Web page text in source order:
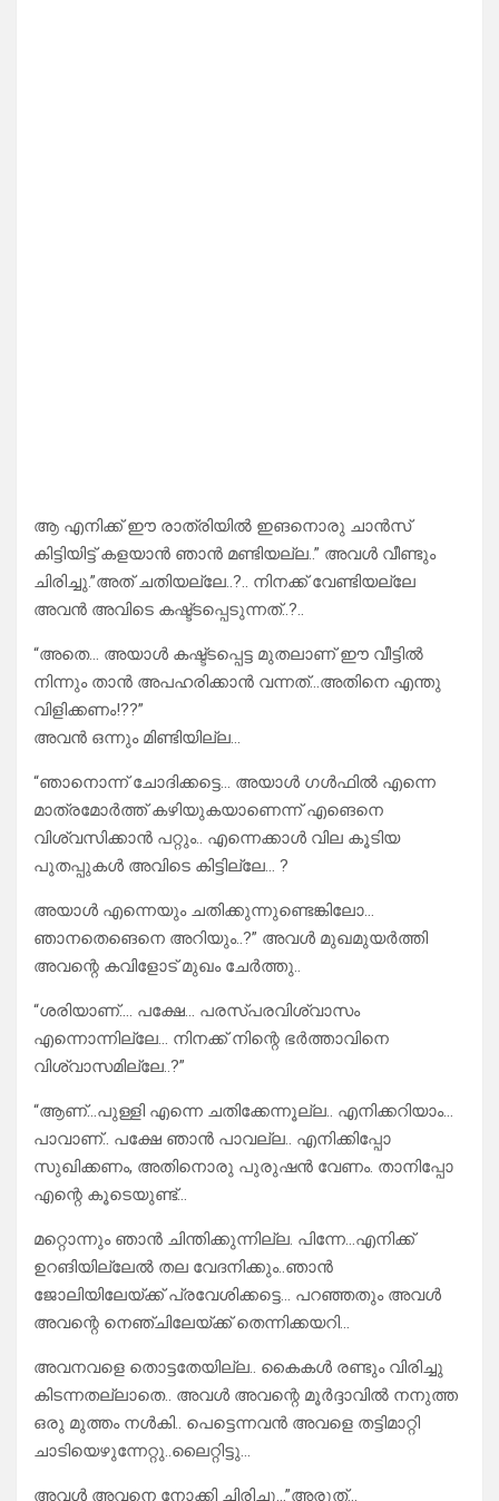
ആ എനിക്ക് ഈ രാത്രിയിൽ ഇങനൊരു ചാൻസ്
കിട്ടിയിട്ട് കളയാൻ ഞാൻ മണ്ടിയല്ല..” അവൾ വീണ്ടും
ചിരിച്ചു.”അത് ചതിയല്ലേ..?.. നിനക്ക് വേണ്ടിയല്ലേ
അവൻ അവിടെ കഷ്ട്ടപ്പെടുന്നത്..?..
“അതെ… അയാൾ കഷ്ട്ടപ്പെട്ട മുതലാണ് ഈ വീട്ടിൽ
നിന്നും താൻ അപഹരിക്കാൻ വന്നത്…അതിനെ എന്തു
വിളിക്കണം!??”
അവൻ ഒന്നും മിണ്ടിയില്ല…
“ഞാനൊന്ന് ചോദിക്കട്ടെ… അയാൾ ഗൾഫിൽ എന്നെ
മാത്രമോർത്ത് കഴിയുകയാണെന്ന് എങെനെ
വിശ്വസിക്കാൻ പറ്റും.. എന്നെക്കാൾ വില കൂടിയ
പുതപ്പുകൾ അവിടെ കിട്ടില്ലേ… ?
അയാൾ എന്നെയും ചതിക്കുന്നുണ്ടെങ്കിലോ…
ഞാനതെങെനെ അറിയും..?” അവൾ മുഖമുയർത്തി
അവന്റെ കവിളോട് മുഖം ചേർത്തു..
“ശരിയാണ്…. പക്ഷേ… പരസ്പരവിശ്വാസം
എന്നൊന്നില്ലേ… നിനക്ക് നിന്റെ ഭർത്താവിനെ
വിശ്വാസമില്ലേ..?”
“ആണ്…പുള്ളി എന്നെ ചതിക്കേന്നൂല്ല.. എനിക്കറിയാം…
പാവാണ്.. പക്ഷേ ഞാൻ പാവല്ല.. എനിക്കിപ്പോ
സുഖിക്കണം, അതിനൊരു പുരുഷൻ വേണം. താനിപ്പോ
എന്റെ കൂടെയുണ്ട്…
മറ്റൊന്നും ഞാൻ ചിന്തിക്കുന്നില്ല. പിന്നേ…എനിക്ക്
ഉറങിയില്ലേൽ തല വേദനിക്കും..ഞാൻ
ജോലിയിലേയ്ക്ക് പ്രവേശിക്കട്ടെ… പറഞ്ഞതും അവൾ
അവന്റെ നെഞ്ചിലേയ്ക്ക് തെന്നിക്കയറി…
അവനവളെ തൊട്ടതേയില്ല.. കൈകൾ രണ്ടും വിരിച്ചു
കിടന്നതല്ലാതെ.. അവൾ അവന്റെ മൂർദ്ദാവിൽ നനുത്ത
ഒരു മുത്തം നൾകി.. പെട്ടെന്നവൻ അവളെ തട്ടിമാറ്റി
ചാടിയെഴുന്നേറ്റു..ലൈറ്റിട്ടു…
അവൾ അവനെ നോക്കി ചിരിച്ചു…”അരുത്…